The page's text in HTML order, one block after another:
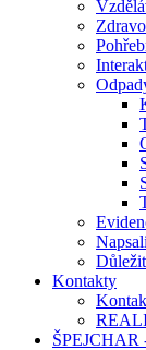
Kontakty